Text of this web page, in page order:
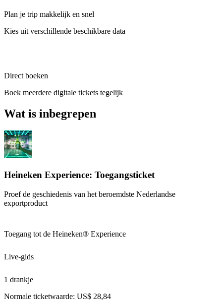
Plan je trip makkelijk en snel
Kies uit verschillende beschikbare data
Direct boeken
Boek meerdere digitale tickets tegelijk
Wat is inbegrepen
Heineken Experience: Toegangsticket
Proef de geschiedenis van het beroemdste Nederlandse
exportproduct
Toegang tot de Heineken® Experience
Live-gids
1 drankje
Normale ticketwaarde: US$ 28,84